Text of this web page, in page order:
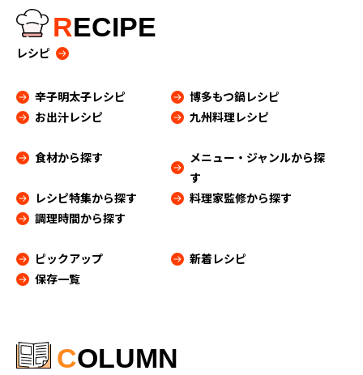
RECIPE
レシピ
辛子明太子レシピ
博多もつ鍋レシピ
お出汁レシピ
九州料理レシピ
食材から探す
メニュー・ジャンルから探
す
レシピ特集から探す
料理家監修から探す
調理時間から探す
ピックアップ
新着レシピ
保存一覧
COLUMN